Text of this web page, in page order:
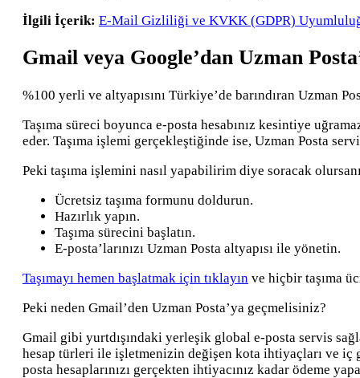
İlgili İçerik: E-Mail Gizliliği ve KVKK (GDPR)
Gmail veya Google’dan Uzman
%100 yerli ve altyapısını Türkiye’de barındıran Uzman
Taşıma süreci boyunca e-posta hesabınız kesintiye
eder. Taşıma işlemi gerçekleştiğinde ise, Uzman Posta
Peki taşıma işlemini nasıl yapabilirim diye soracak
Ücretsiz taşıma formunu doldurun.
Hazırlık yapın.
Taşıma sürecini başlatın.
E-posta’larınızı Uzman Posta altyapısı ile yönetin.
Taşımayı hemen başlatmak için tıklayın ve hiçbir taşıma
Peki neden Gmail’den Uzman Posta’ya geçmelisiniz?
Gmail gibi yurtdışındaki yerleşik global e-posta servis
hesap türleri ile işletmenizin değişen kota ihtiyaçları ve
posta hesaplarınızı gerçekten ihtiyacınız kadar ödeme